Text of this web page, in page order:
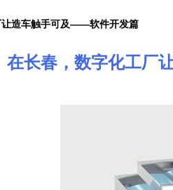
让造车触手可及——软件开发篇
在长春，数字化工厂